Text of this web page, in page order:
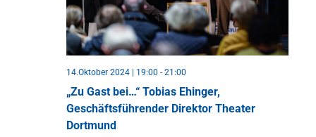
„Zu Gast bei…“ Tobias Ehinger,
Geschäftsführender Direktor Theater
Dortmund
14.Oktober 2024 | 19:00 - 21:00